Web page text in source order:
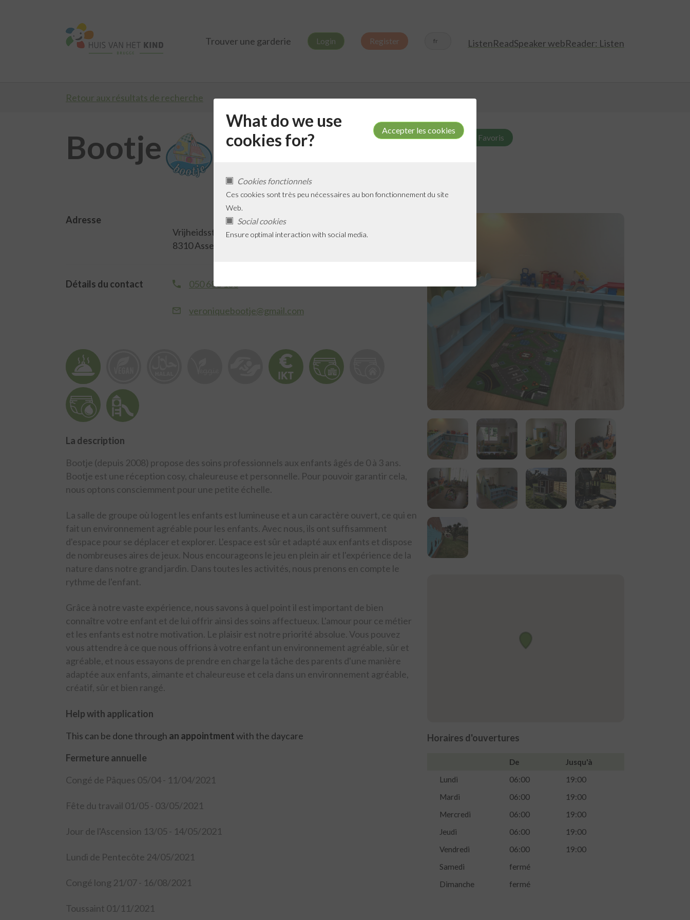
What do we use
cookies for?
Cookies fonctionnels
Ces cookies sont très peu nécessaires au bon fonctionnement du site
Web.
Social cookies
Ensure optimal interaction with social media.
Trouver une garderie Login Register fr ListenReadSpeaker webReader: Listen
Retour aux résultats de recherche
Bootje Ajouter aux Favoris
Adresse
Vrijheidsstraat 12
8310 Assebroek
Détails du contact 050 683 183
veroniquebootje@gmail.com
La description
Bootje (depuis 2008) propose des soins professionnels aux enfants âgés de 0 à 3 ans.
Bootje est une réception cosy, chaleureuse et personnelle. Pour pouvoir garantir cela,
nous optons consciemment pour une petite échelle.
La salle de groupe où logent les enfants est lumineuse et a un caractère ouvert, ce qui en
fait un environnement agréable pour les enfants. Avec nous, ils ont suffisamment
d'espace pour se déplacer et explorer. L'espace est sûr et adapté aux enfants et dispose
de nombreuses aires de jeux. Nous encourageons le jeu en plein air et l'expérience de la
nature dans notre grand jardin. Dans toutes les activités, nous prenons en compte le
rythme de l'enfant.
Grâce à notre vaste expérience, nous savons à quel point il est important de bien
connaître votre enfant et de lui offrir ainsi des soins affectueux. L'amour pour ce métier
et les enfants est notre motivation. Le plaisir est notre priorité absolue. Vous pouvez
vous attendre à ce que nous offrions à votre enfant un environnement agréable, sûr et
agréable, et nous essayons de prendre en charge la tâche des parents d'une manière
adaptée aux enfants, aimante et chaleureuse et cela dans un environnement agréable,
créatif, sûr et bien rangé.
Help with application
This can be done through an appointmentwith the daycare
Fermeture annuelle
Congé de Pâques 05/04 - 11/04/2021
Fête du travail 01/05 - 03/05/2021
Jour de l'Ascension 13/05 - 14/05/2021
Lundi de Pentecôte 24/05/2021
Congé long 21/07 - 16/08/2021
Toussaint 01/11/2021
Horaires d'ouvertures
De
Jusqu'à
Lundi
06:00
19:00
Mardi
06:00
19:00
Mercredi
06:00
19:00
Jeudi
06:00
19:00
Vendredi
06:00
19:00
Samedi
fermé
Dimanche
fermé